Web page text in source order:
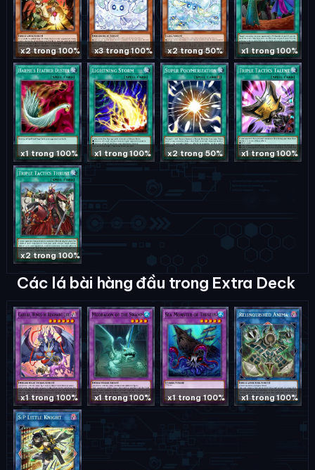
x2 trong 100% x3 trong 100% x2 trong 50% x1 trong 100%
x1 trong 100% x1 trong 100% x2 trong 50% x1 trong 100%
x2 trong 100%
Các lá bài hàng đầu trong Extra Deck
x1 trong 100% x1 trong 100% x1 trong 100% x1 trong 100%